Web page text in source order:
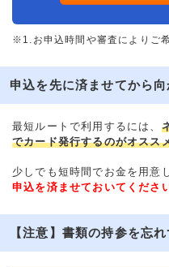
※1.お申込時間や審査によりご
申込を先に済ませてから向
最短ルートで利用するには、
でカード発行するのがオスス
少しでも短時間でお金を用意
申込を済ませておいてくださ
【注意】書類の持参を忘